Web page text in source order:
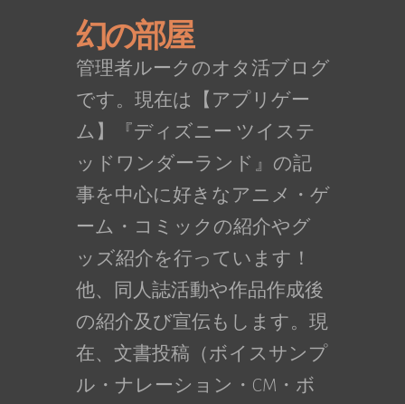
幻の部屋
管理者ルークのオタ活ブログ
です。現在は【アプリゲー
ム】『ディズニー ツイステ
ッドワンダーランド』の記
事を中心に好きなアニメ・ゲ
ーム・コミックの紹介やグ
ッズ紹介を行っています！
他、同人誌活動や作品作成後
の紹介及び宣伝もします。現
在、文書投稿（ボイスサンプ
ル・ナレーション・CM・ボ